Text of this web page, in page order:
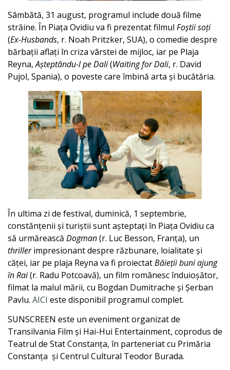
Sâmbătă, 31 august, programul include două filme
străine. În Piața Ovidiu va fi prezentat filmul Foștii soți
(Ex-Husbands, r. Noah Pritzker, SUA), o comedie despre
bărbații aflați în criza vârstei de mijloc, iar pe Plaja
Reyna,Așteptându-l pe Dali(Waiting for Dali, r. David
Pujol, Spania), o poveste care îmbină arta și bucătăria.
În ultima zi de festival, duminică, 1 septembrie,
constănțenii și turiștii sunt așteptați în Piața Ovidiu ca
să urmărească Dogman(r. Luc Besson, Franța), un
thrillerimpresionant despre răzbunare, loialitate și
căței, iar pe plaja Reyna va fi proiectatBăieții buni ajung
în Rai(r. Radu Potcoavă), un film românesc înduioșător,
filmat la malul mării, cu Bogdan Dumitrache și Șerban
Pavlu. AICI este disponibil programul complet.
SUNSCREEN este un eveniment organizat de
Transilvania Film și Hai-Hui Entertainment, coprodus de
Teatrul de Stat Constanța, în parteneriat cu Primăria
Constanța și Centrul Cultural Teodor Burada.